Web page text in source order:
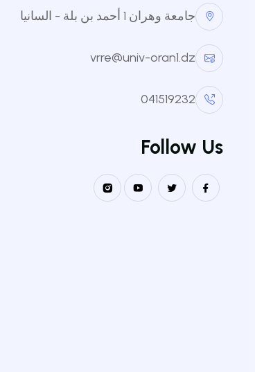
جامعة وهران 1 أحمد بن بلة - السانيا
vrre@univ-oran1.dz
041519232
Follow Us
العودة للقائمة